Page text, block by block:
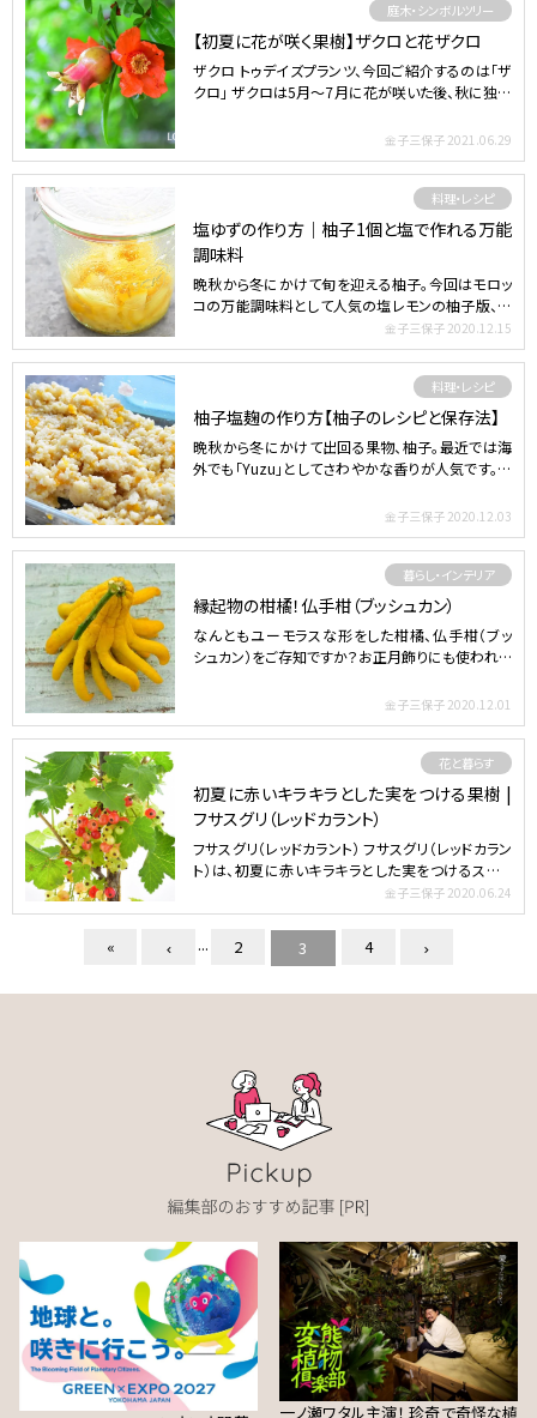
庭木・シンボルツリー
【初夏に花が咲く果樹】ザクロと花ザクロ
ザクロ トゥデイズプランツ、今回ご紹介するのは「ザ
クロ」 ザクロは5月～7月に花が咲いた後、秋に独特
金子三保子 2021.06.29
料理・レシピ
塩ゆずの作り方｜柚子1個と塩で作れる万能
調味料
晩秋から冬にかけて旬を迎える柚子。今回はモロッ
コの万能調味料として人気の塩レモンの柚子版、塩
金子三保子 2020.12.15
料理・レシピ
柚子塩麹の作り方【柚子のレシピと保存法】
晩秋から冬にかけて出回る果物、柚子。最近では海
外でも「Yuzu」としてさわやかな香りが人気です。今
金子三保子 2020.12.03
暮らし・インテリア
縁起物の柑橘！仏手柑（ブッシュカン）
なんともユーモラスな形をした柑橘、仏手柑（ブッ
シュカン）をご存知ですか？お正月飾りにも使われる
金子三保子 2020.12.01
花と暮らす
初夏に赤いキラキラとした実をつける果樹 |
フサスグリ（レッドカラント）
フサスグリ（レッドカラント） フサスグリ（レッドカラン
ト）は、初夏に赤いキラキラとした実をつけるスグリ
金子三保子 2020.06.24
« ... 2 3 4
一ノ瀬ワタル主演！ 珍奇で奇怪な植